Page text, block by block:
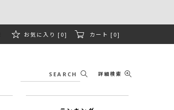
お気に入り [0] カート [0]
詳細検索